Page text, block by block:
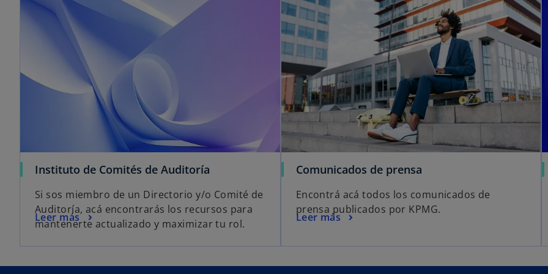
Instituto de Comités de Auditoría
Si sos miembro de un Directorio y/o Comité de
Auditoría, acá encontrarás los recursos para
mantenerte actualizado y maximizar tu rol.
Leer más
Comunicados de prensa
Encontrá acá todos los comunicados de
prensa publicados por KPMG.
Leer más